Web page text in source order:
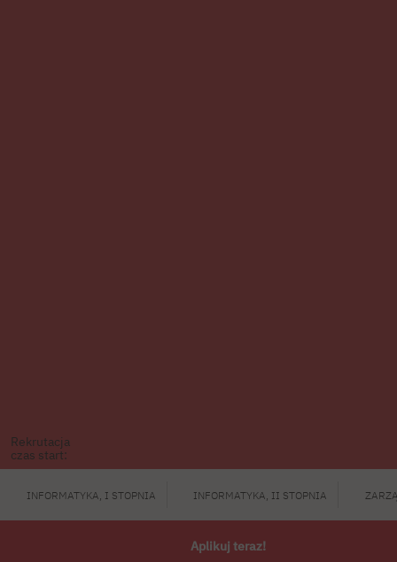
Rekrutacja
czas start:
INFORMATYKA, I STOPNIA INFORMATYKA, II STOPNIA
Aplikuj teraz!